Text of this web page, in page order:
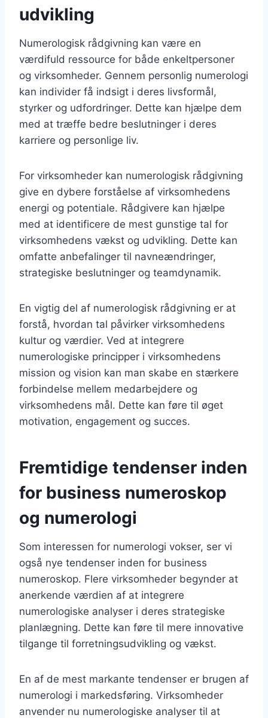
udvikling
Numerologisk rådgivning kan være en
værdifuld ressource for både enkeltpersoner
og virksomheder. Gennem personlig numerologi
kan individer få indsigt i deres livsformål,
styrker og udfordringer. Dette kan hjælpe dem
med at træffe bedre beslutninger i deres
karriere og personlige liv.
For virksomheder kan numerologisk rådgivning
give en dybere forståelse af virksomhedens
energi og potentiale. Rådgivere kan hjælpe
med at identificere de mest gunstige tal for
virksomhedens vækst og udvikling. Dette kan
omfatte anbefalinger til navneændringer,
strategiske beslutninger og teamdynamik.
En vigtig del af numerologisk rådgivning er at
forstå, hvordan tal påvirker virksomhedens
kultur og værdier. Ved at integrere
numerologiske principper i virksomhedens
mission og vision kan man skabe en stærkere
forbindelse mellem medarbejdere og
virksomhedens mål. Dette kan føre til øget
motivation, engagement og succes.
Fremtidige tendenser inden
for business numeroskop
og numerologi
Som interessen for numerologi vokser, ser vi
også nye tendenser inden for business
numeroskop. Flere virksomheder begynder at
anerkende værdien af at integrere
numerologiske analyser i deres strategiske
planlægning. Dette kan føre til mere innovative
tilgange til forretningsudvikling og vækst.
En af de mest markante tendenser er brugen af
numerologi i markedsføring. Virksomheder
anvender nu numerologiske analyser til at